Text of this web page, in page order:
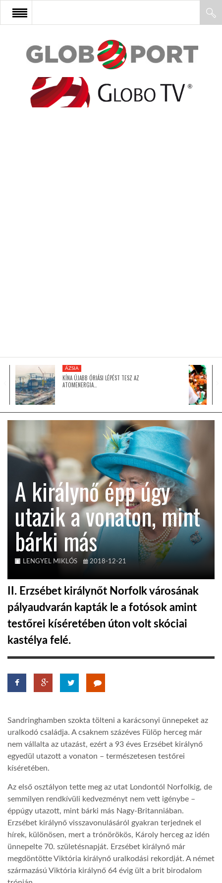
FŐOLDAL
AFRIKA
GLOBOTV BP
TROPICALMAGAZIN
GLOBOTV
AFRIKA TUDÁSTÁR
A NAP SZÉPE
LINKTR.EE
GLOBOZSARU
DOBRAVERO.HU
GLOBOBOOK
ÁZSIA
KÍNA ÚJABB ÓRIÁSI LÉPÉST TESZ AZ
ATOMENERGIA…
A királynő épp úgy
utazik a vonaton, mint
bárki más
LENGYEL MIKLÓS 2018-12-21
II. Erzsébet királynőt Norfolk városának
pályaudvarán kapták le a fotósok amint
testőrei kíséretében úton volt skóciai
kastélya felé.
Sandringhamben szokta tölteni a karácsonyi ünnepeket az
uralkodó családja. A csaknem százéves Fülöp herceg már
nem vállalta az utazást, ezért a 93 éves Erzsébet királynő
egyedül utazott a vonaton – természetesen testőrei
kíséretében.
Az első osztályon tette meg az utat Londontól Norfolkig, de
semmilyen rendkívüli kedvezményt nem vett igénybe –
éppúgy utazott, mint bárki más Nagy-Britanniában.
Erzsébet királynő visszavonulásáról gyakran terjednek el
hírek, különösen, mert a trónörökös, Károly herceg az idén
ünnepelte 70. születésnapját. Erzsébet királynő már
megdöntötte Viktória királynő uralkodási rekordját. A német
származású Viktória királynő 64 évig ült a brit birodalom